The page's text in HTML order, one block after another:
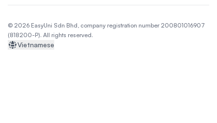
© 2026 EasyUni Sdn Bhd, company registration number 200801016907
(818200-P). All rights reserved.
Vietnamese